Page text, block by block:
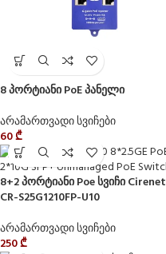
8 პორტიანი PoE პანელი
არამართვადი სვიჩები
60₾
8+2 პორტიანი Poe სვიჩი Cirenet
CR-S25G1210FP-U10
არამართვადი სვიჩები
250₾